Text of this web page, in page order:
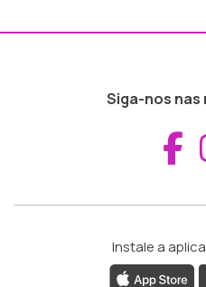
Siga-nos nas
Instale a